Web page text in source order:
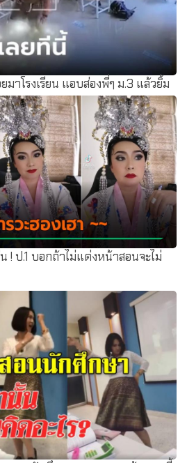
าโรงเรียน แอบส่องพี่ๆ ม.3 แล้วยิ้ม
! ป.1 บอกถ้าไม่แต่งหน้าสอนจะไม่